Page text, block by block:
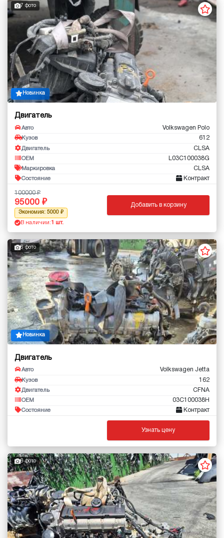
7 фото
Новинка
Двигатель
Авто Volkswagen Polo
Кузов 612
Двигатель CLSA
OEM L03C100038G
Маркировка CLSA
Состояние Контракт
100000
95000
Экономия: 5000
В наличии: 1 шт.
Добавить в корзину
6 фото
Новинка
Двигатель
Авто Volkswagen Jetta
Кузов 162
Двигатель CFNA
OEM 03С100038H
Состояние Контракт
Узнать цену
6 фото